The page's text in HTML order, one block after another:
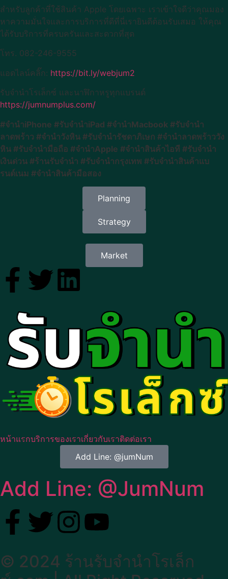
สำหรับลูกค้าที่ใช้สินค้า Apple โดยเฉพาะ เราเข้าใจดีว่าคุณมอง
หาความมั่นใจและการบริการที่ดีที่นี่เรายินดีต้อนรับเสมอ ให้คุณ
ได้รับบริการที่ครบครันและสะดวกที่สุด
โทร. 082-246-9555
แอดไลน์คลิ๊ก: https://bit.ly/webjum2
รับจำนำโรเล็กซ์ และนาฬิกาหรูทุกแบรนด์
https://jumnumplus.com/
#จำนำiPhone #รับจำนำiPad #จำนำMacbook #รับจำนำ
ลาดพร้าว #จำนำวังหิน #รับจำนำรัชดาภิเษก #จำนำลาดพร้าววัง
หิน #รับจำนำมือถือ #จำนำApple #จำนำสินค้าไอที #รับจำนำ
เงินด่วน #ร้านรับจำนำ #รับจำนำกรุงเทพ #รับจำนำสินค้าแบ
รนด์เนม #จำนำสินค้ามือสอง
Planning
Strategy
Market
หน้าแรกบริการของเราเกี่ยวกับเราติดต่อเรา
Add Line: @jumNum
Add Line: @JumNum
© 2024 ร้านรับจำนำโรเล็ก